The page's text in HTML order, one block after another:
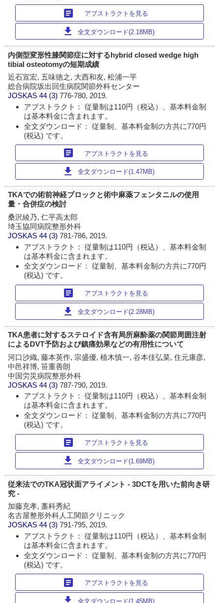
article アブストラクトを見る
download 全文ダウンロード(2.18MB)
内側型変形性膝関節症に対するhybrid closed wedge high
tibial osteotomyの短期成績
近石宣宏, 五味徳之, 大西和友, 松浦一平
総合病院坂出回生病院関節外科センター
JOSKAS 44 (3)776-780, 2019.
アブストラクト： 従量制は110円（税込）、基本料金制
は基本料金に含まれます。
全文ダウンロード： 従量制、基本料金制の方共に770円
(税込) です。
article アブストラクトを見る
download 全文ダウンロード(1.47MB)
TKAでの術前神経ブロックと術中麻薬フェンタニルの使用
量・合併症の検討
桑沢綾乃, 仁平高太郎
埼玉協同病院整形外科
JOSKAS 44 (3)781-786, 2019.
アブストラクト： 従量制は110円（税込）、基本料金制
は基本料金に含まれます。
全文ダウンロード： 従量制、基本料金制の方共に770円
(税込) です。
article アブストラクトを見る
download 全文ダウンロード(2.28MB)
TKA患者に対するステロイド含有局所麻酔薬の関節周囲注射
によるDVT予防および鎮痛効果などの有用性について
河口沙織, 藤本英作, 宗盛優, 植木慎一, 谷本佳弘菜, 住元康彦,
中邑祥博, 笹重善朗
中国労災病院整形外科
JOSKAS 44 (3)787-790, 2019.
アブストラクト： 従量制は110円（税込）、基本料金制
は基本料金に含まれます。
全文ダウンロード： 従量制、基本料金制の方共に770円
(税込) です。
article アブストラクトを見る
download 全文ダウンロード(1.69MB)
従来法でのTKA冠状面アライメント - 3DCTを用いた前向き研
究 -
加藤充孝, 藁科秀紀
名古屋整形外科人工関節クリニック
JOSKAS 44 (3)791-795, 2019.
アブストラクト： 従量制は110円（税込）、基本料金制
は基本料金に含まれます。
全文ダウンロード： 従量制、基本料金制の方共に770円
(税込) です。
article アブストラクトを見る
download 全文ダウンロード(1.45MB)